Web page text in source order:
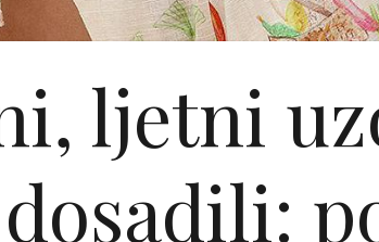
ljetni